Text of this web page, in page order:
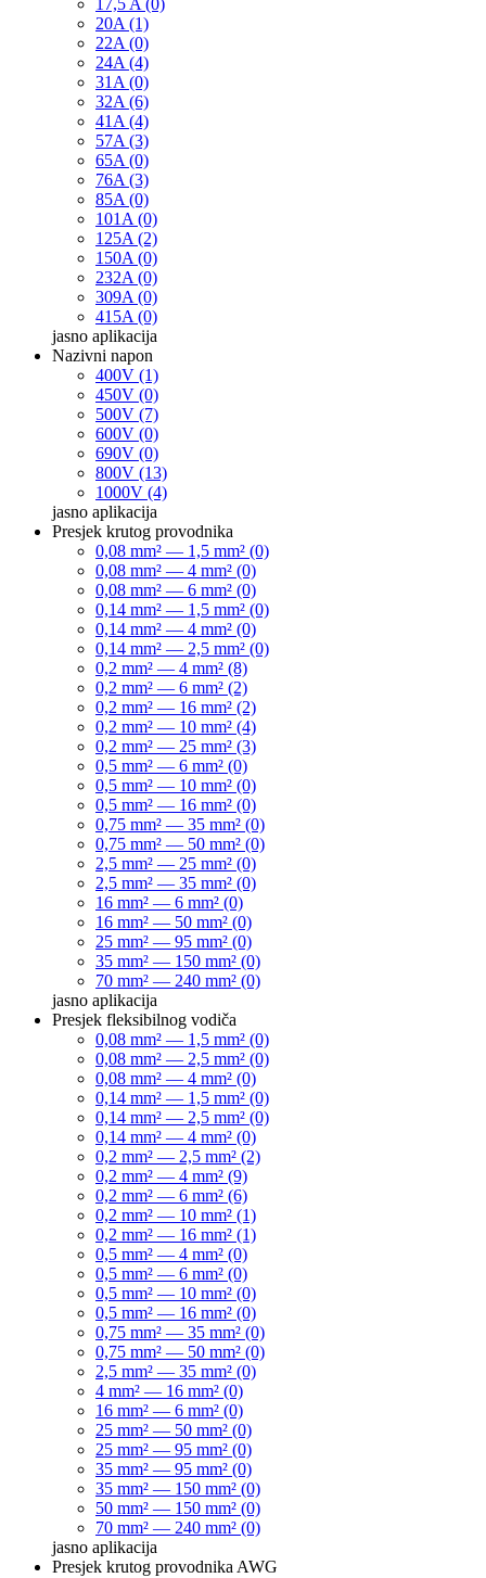
20A (1)
22A (0)
24A (4)
31A (0)
32A (6)
41A (4)
57A (3)
65A (0)
76A (3)
85A (0)
101A (0)
125A (2)
150A (0)
232A (0)
309A (0)
415A (0)
jasno aplikacija
Nazivni napon
400V (1)
450V (0)
500V (7)
600V (0)
690V (0)
800V (13)
1000V (4)
jasno aplikacija
Presjek krutog provodnika
0,08 mm² — 1,5 mm² (0)
0,08 mm² — 4 mm² (0)
0,08 mm² — 6 mm² (0)
0,14 mm² — 1,5 mm² (0)
0,14 mm² — 4 mm² (0)
0,14 mm² — 2,5 mm² (0)
0,2 mm² — 4 mm² (8)
0,2 mm² — 6 mm² (2)
0,2 mm² — 16 mm² (2)
0,2 mm² — 10 mm² (4)
0,2 mm² — 25 mm² (3)
0,5 mm² — 6 mm² (0)
0,5 mm² — 10 mm² (0)
0,5 mm² — 16 mm² (0)
0,75 mm² — 35 mm² (0)
0,75 mm² — 50 mm² (0)
2,5 mm² — 25 mm² (0)
2,5 mm² — 35 mm² (0)
16 mm² — 6 mm² (0)
16 mm² — 50 mm² (0)
25 mm² — 95 mm² (0)
35 mm² — 150 mm² (0)
70 mm² — 240 mm² (0)
jasno aplikacija
Presjek fleksibilnog vodiča
0,08 mm² — 1,5 mm² (0)
0,08 mm² — 2,5 mm² (0)
0,08 mm² — 4 mm² (0)
0,14 mm² — 1,5 mm² (0)
0,14 mm² — 2,5 mm² (0)
0,14 mm² — 4 mm² (0)
0,2 mm² — 2,5 mm² (2)
0,2 mm² — 4 mm² (9)
0,2 mm² — 6 mm² (6)
0,2 mm² — 10 mm² (1)
0,2 mm² — 16 mm² (1)
0,5 mm² — 4 mm² (0)
0,5 mm² — 6 mm² (0)
0,5 mm² — 10 mm² (0)
0,5 mm² — 16 mm² (0)
0,75 mm² — 35 mm² (0)
0,75 mm² — 50 mm² (0)
2,5 mm² — 35 mm² (0)
4 mm² — 16 mm² (0)
16 mm² — 6 mm² (0)
25 mm² — 50 mm² (0)
25 mm² — 95 mm² (0)
35 mm² — 95 mm² (0)
35 mm² — 150 mm² (0)
50 mm² — 150 mm² (0)
70 mm² — 240 mm² (0)
jasno aplikacija
Presjek krutog provodnika AWG